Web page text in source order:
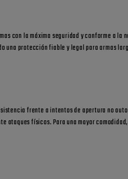
con la máxima seguridad y conforme a
una protección fiable y legal para armas
frente a intentos de apertura no
ataques físicos. Para una mayor